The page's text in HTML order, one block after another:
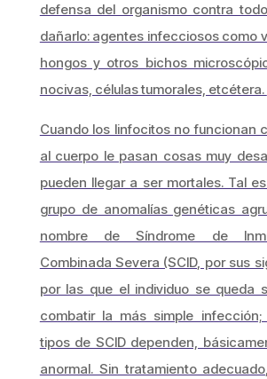
defensa del organismo contra
dañarlo: agentes infecciosos como
hongos y otros bichos
nocivas, células tumorales, etcétera.
Cuando los linfocitos no funcionan
al cuerpo le pasan cosas muy
pueden llegar a ser mortales. Tal
grupo de anomalías genéticas
nombre de Síndrome de
Combinada Severa (SCID, por sus
por las que el individuo se queda
combatir la más simple
tipos de SCID dependen,
anormal. Sin tratamiento